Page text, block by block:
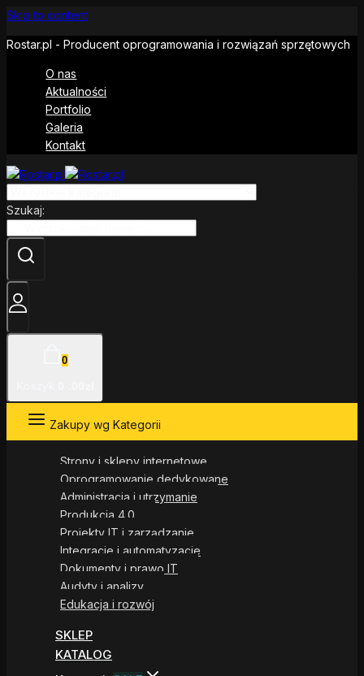
Skip to content
Rostar.pl - Producent oprogramowania i rozwiązań sprzętowych
O nas
Aktualności
Portfolio
Galeria
Kontakt
Szukaj:
0
Zakupy wg Kategorii
Strony i sklepy internetowe
Oprogramowanie dedykowane
Administracja i utrzymanie
Produkcja 4.0
Projekty IT i zarządzanie
Integracje i automatyzacje
Dokumenty i prawo IT
Audyty i analizy
Edukacja i rozwój
SKLEP
KATALOG